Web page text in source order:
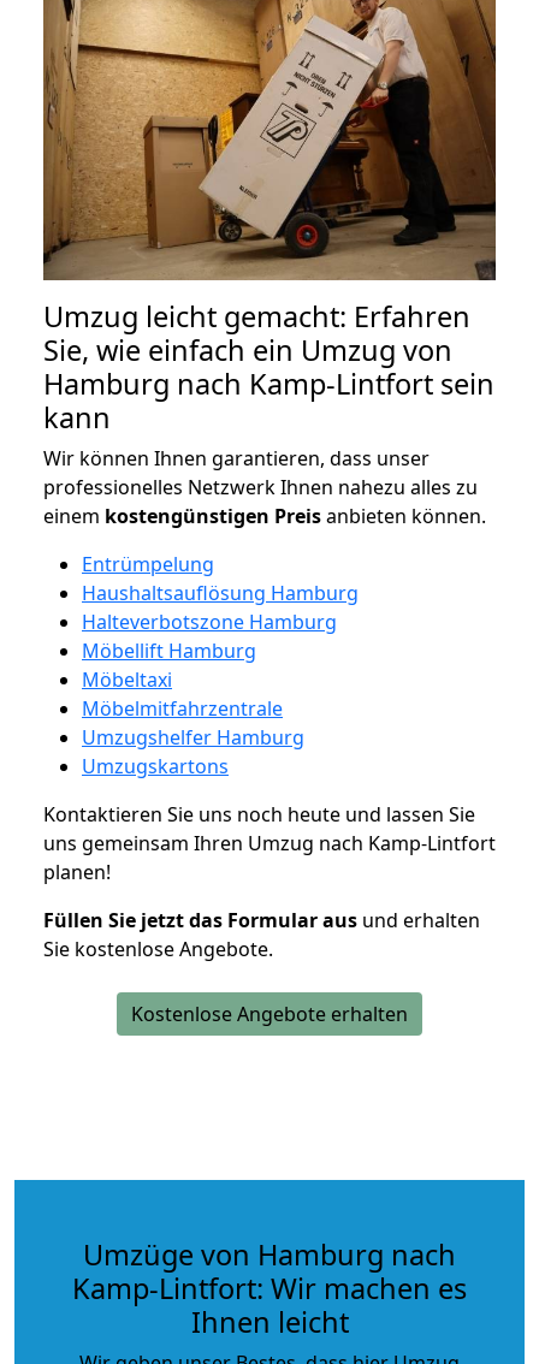
Umzug leicht gemacht: Erfahren
Sie, wie einfach ein Umzug von
Hamburg nach Kamp-Lintfort sein
kann
Wir können Ihnen garantieren, dass unser
professionelles Netzwerk Ihnen nahezu alles zu
einem kostengünstigen Preisanbieten können.
Entrümpelung
Haushaltsauflösung Hamburg
Halteverbotszone Hamburg
Möbellift Hamburg
Möbeltaxi
Möbelmitfahrzentrale
Umzugshelfer Hamburg
Umzugskartons
Kontaktieren Sie uns noch heute und lassen Sie
uns gemeinsam Ihren Umzug nach Kamp-Lintfort
planen!
Füllen Sie jetzt das Formular aus und erhalten
Sie kostenlose Angebote.
Kostenlose Angebote erhalten
Umzüge von Hamburg nach
Kamp-Lintfort: Wir machen es
Ihnen leicht